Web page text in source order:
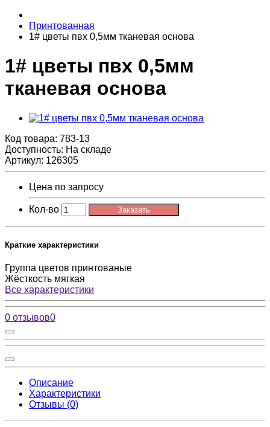
Принтованная
1# цветы пвх 0,5мм тканевая основа
1# цветы пвх 0,5мм
тканевая основа
Код товара: 783-13
Доступность: На складе
Артикул: 126305
Цена по запросу
Кол-во Заказать
Краткие характеристики
Группа цветов принтованые
Жёсткость мягкая
Все характеристики
0 отзывов0
Описание
Характеристики
Отзывы (0)